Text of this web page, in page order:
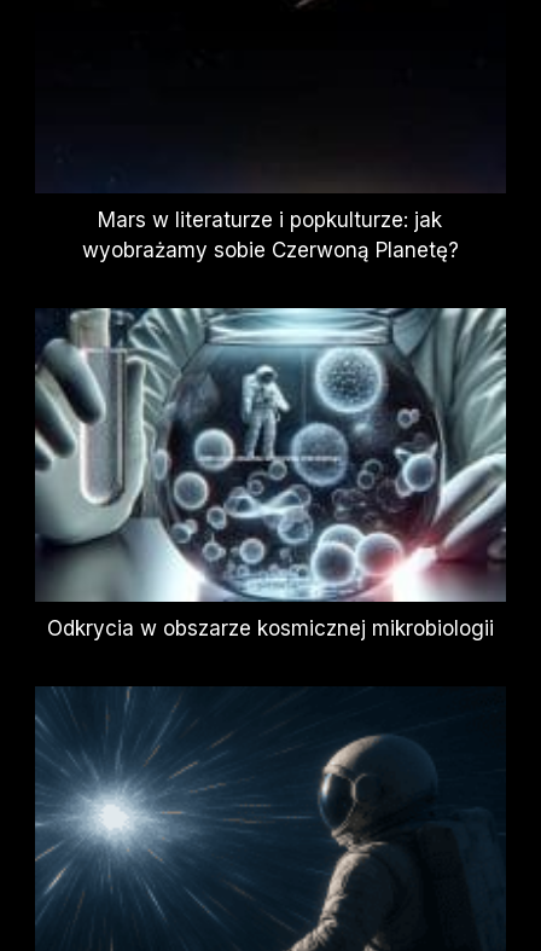
Mars w literaturze i popkulturze: jak
wyobrażamy sobie Czerwoną Planetę?
Odkrycia w obszarze kosmicznej mikrobiologii